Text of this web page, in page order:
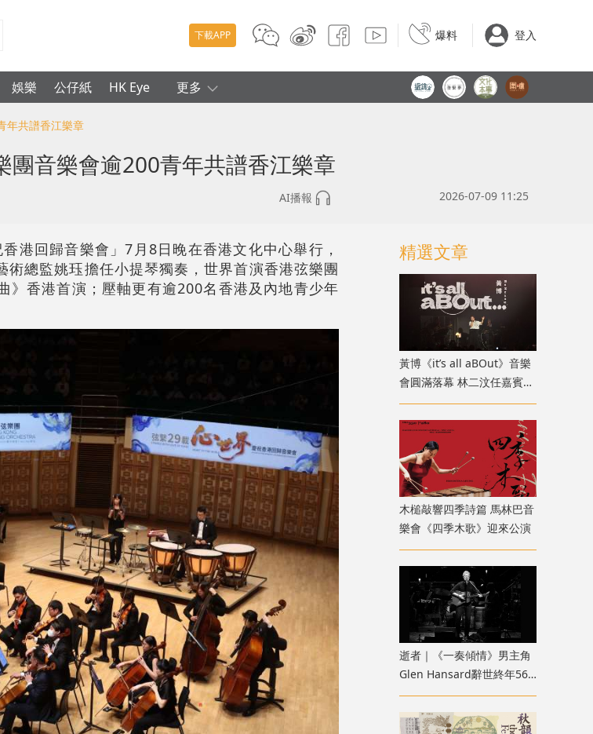
下載APP 爆料 登入
娛樂 公仔紙 HK Eye 更多
年共譜香江樂章
音樂會逾200青年共譜香江樂章
AI播報 2026-07-09 11:25
港回歸音樂會」7月8日晚在香港文化中心舉行，
總監姚珏擔任小提琴獨奏，世界首演香港弦樂團
》香港首演；壓軸更有逾200名香港及內地青少年
精選文章
黃博《it’s all aBOut》音樂
會圓滿落幕 林二汶任嘉賓驚
喜登場
木槌敲響四季詩篇 馬林巴音
樂會《四季木歌》迎來公演
逝者｜《一奏傾情》男主角
Glen Hansard辭世終年56
歲 U2主唱感懷悼念：他永
存於硬幣落入的吉他盒中